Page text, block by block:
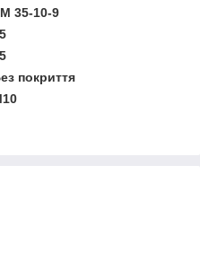
35-10-9
покриття